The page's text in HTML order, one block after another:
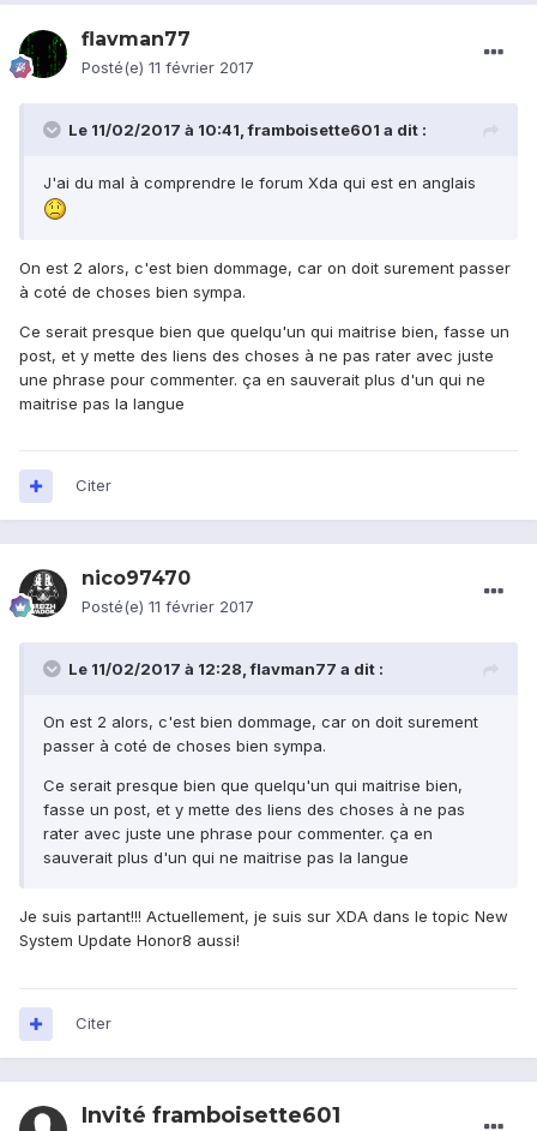
flavman77
Posté(e) 11 février 2017
Le 11/02/2017 à 10:41,framboisette601 a dit :
J'ai du mal à comprendre le forum Xda qui est en anglais
On est 2 alors, c'est bien dommage, car on doit surement passer
à coté de choses bien sympa.
Ce serait presque bien que quelqu'un qui maitrise bien, fasse un
post, et y mette des liens des choses à ne pas rater avec juste
une phrase pour commenter. ça en sauverait plus d'un qui ne
maitrise pas la langue
Citer
nico97470
Posté(e) 11 février 2017
Le 11/02/2017 à 12:28,flavman77 a dit :
On est 2 alors, c'est bien dommage, car on doit surement
passer à coté de choses bien sympa.
Ce serait presque bien que quelqu'un qui maitrise bien,
fasse un post, et y mette des liens des choses à ne pas
rater avec juste une phrase pour commenter. ça en
sauverait plus d'un qui ne maitrise pas la langue
Je suis partant!!! Actuellement, je suis sur XDA dans le topic New
System Update Honor8 aussi!
Citer
Invité framboisette601